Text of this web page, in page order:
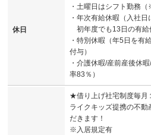
休日
・土曜日はシフト勤務
・年次有給休暇（入社
初年度でも13日の有
・特別休暇（年5日を有
付与）
・介護休暇/産前産後休
率83％）
★借り上げ社宅制度毎月
ライクキッズ提携の不
だきます！
※入居規定有